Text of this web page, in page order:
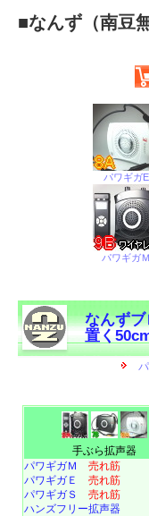
■なんず（南豆
なんずブ
置く
手ぶら拡声器
パワギガＭ 売れ筋
パワギガＥ 売れ筋
パワギガＳ 売れ筋
ハンズフリー拡声器